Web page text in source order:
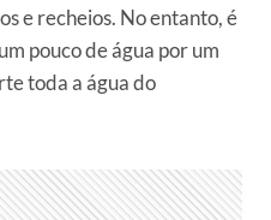
e recheios. No entanto, é
pouco de água por um
toda a água do